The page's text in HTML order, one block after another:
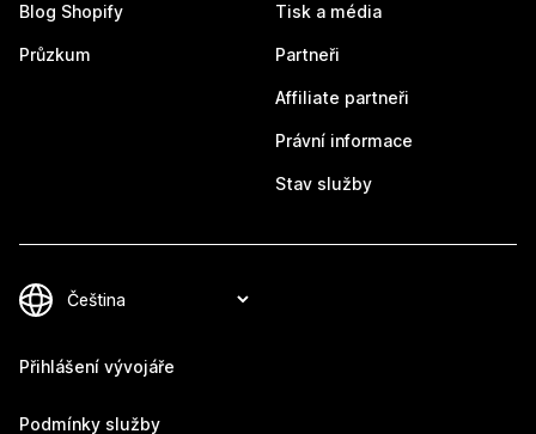
Blog Shopify
Průzkum
Tisk a média
Partneři
Affiliate partneři
Právní informace
Stav služby
Přihlášení vývojáře
Podmínky služby